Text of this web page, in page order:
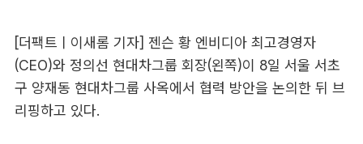
[더팩트ㅣ이새롬 기자] 젠슨 황 엔비디아 최고경영자
(CEO)와 정의선 현대차그룹 회장(왼쪽)이 8일 서울 서초
구 양재동 현대차그룹 사옥에서 협력 방안을 논의한 뒤 브
리핑하고 있다.